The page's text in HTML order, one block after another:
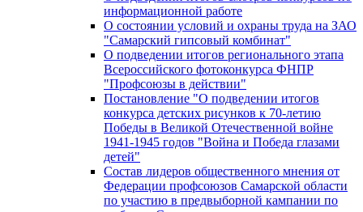
информационной работе
О состоянии условий и охраны труда на ЗАО
"Самарский гипсовый комбинат"
О подведении итогов регионального этапа
Всероссийского фотоконкурса ФНПР
"Профсоюзы в действии"
Постановление "О подведении итогов
конкурса детских рисунков к 70-летию
Победы в Великой Отечественной войне
1941-1945 годов "Война и Победа глазами
детей"
Состав лидеров общественного мнения от
Федерации профсоюзов Самарской области
по участию в предвыборной кампании по